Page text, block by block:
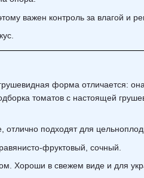
важен контроль за влагой и
форма отличается:
томатов с настоящей
подходят для
фруктовый, сочный.
Хороши в свежем виде и для